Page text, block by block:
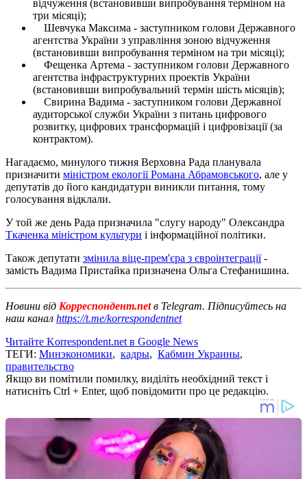
відчуження (встановивши випробування терміном на
три місяці);
Шевчука Максима - заступником голови Державного
агентства України з управління зоною відчуження
(встановивши випробування терміном на три місяці);
Фещенка Артема - заступником голови Державного
агентства інфраструктурних проектів України
(встановивши випробувальний термін шість місяців);
Свирина Вадима - заступником голови Державної
аудиторської служби України з питань цифрового
розвитку, цифрових трансформацій і цифровізації (за
контрактом).
Нагадаємо, минулого тижня Верховна Рада планувала
призначити міністром екології Романа Абрамовського, але у
депутатів до його кандидатури виникли питання, тому
голосування відклали.
У той же день Рада призначила "слугу народу" Олександра
Ткаченка міністром культури і інформаційної політики.
Також депутати змінила віце-прем'єра з євроінтеграції-
замість Вадима Пристайка призначена Ольга Стефанишина.
Новини від Корреспондент.netв Telegram. Підписуйтесь на
наш канал https://t.me/korrespondentnet
Читайте Korrespondent.net в Google News
ТЕГИ: Минэкономики, кадры, Кабмин Украины,
правительство
Якщо ви помітили помилку, виділіть необхідний текст і
натисніть Ctrl + Enter, щоб повідомити про це редакцію.